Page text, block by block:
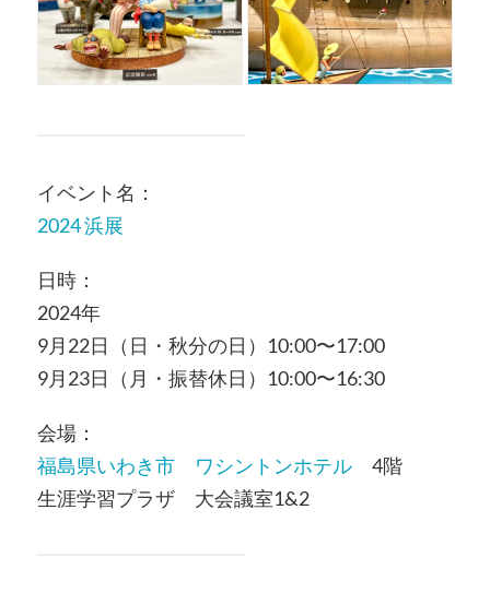
イベント名：
2024 浜展
日時：
2024年
9月22日（日・秋分の日）10:00〜17:00
9月23日（月・振替休日）10:00〜16:30
会場：
福島県いわき市 ワシントンホテル4階
生涯学習プラザ 大会議室1&2